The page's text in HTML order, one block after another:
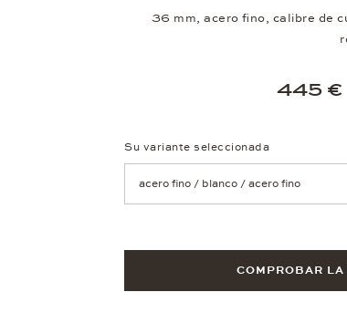
36 mm, acero fino, calibre de
445 €
Su variante seleccionada
COMPROBAR